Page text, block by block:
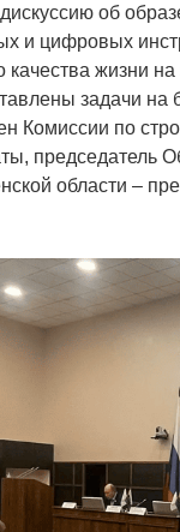
об
и цифровых
качества жизни
задачи
Комиссии по
председатель
области –